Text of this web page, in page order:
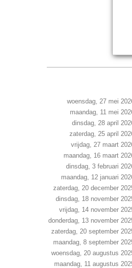
woensdag, 27 mei
maandag, 11 mei
dinsdag, 28 april
zaterdag, 25 april
vrijdag, 27 maart
maandag, 16 maart
dinsdag, 3 februari
maandag, 12 januari
zaterdag, 20 december
dinsdag, 18 november
vrijdag, 14 november
donderdag, 13 november
zaterdag, 20 september
maandag, 8 september
woensdag, 20 augustus
maandag, 11 augustus